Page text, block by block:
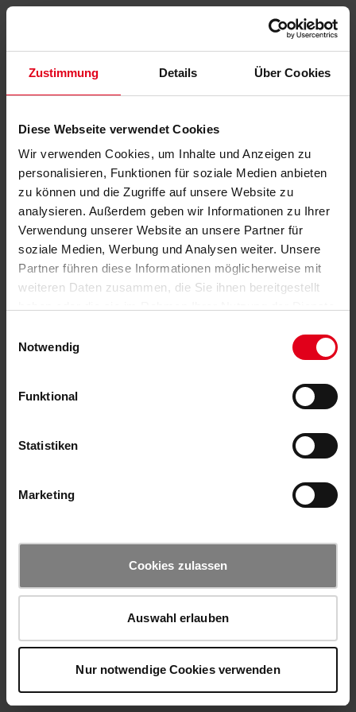
Zustimmung Details Über Cookies
Diese Webseite verwendet Cookies
Wir verwenden Cookies, um Inhalte und Anzeigen zu
personalisieren, Funktionen für soziale Medien anbieten
zu können und die Zugriffe auf unsere Website zu
analysieren. Außerdem geben wir Informationen zu Ihrer
Verwendung unserer Website an unsere Partner für
soziale Medien, Werbung und Analysen weiter. Unsere
Partner führen diese Informationen möglicherweise mit
weiteren Daten zusammen, die Sie ihnen bereitgestellt
Notwendig
Funktional
Statistiken
Marketing
Cookies zulassen
Auswahl erlauben
Nur notwendige Cookies verwenden